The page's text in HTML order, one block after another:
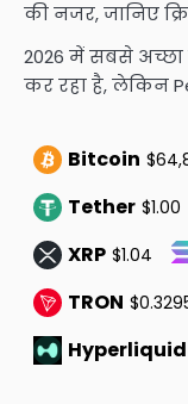
की नजर, जानिए
2026 में सबसे अच्छा
कर रहा है, लेकिन
Bitcoin
Tether $1.00
XRP $1.04
TRON
Hyperliquid